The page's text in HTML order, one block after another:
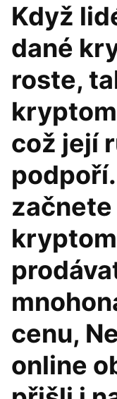
Když
dané
roste,
což její
cenu,
online